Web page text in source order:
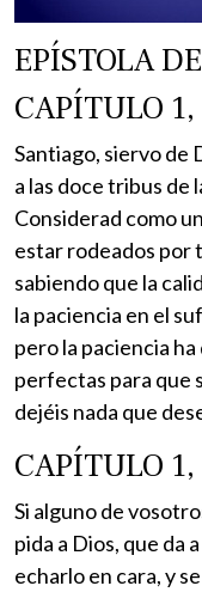
EPÍSTOLA
CAPÍTULO
Santiago, siervo de
a las doce tribus de
Considerad como
estar rodeados por
sabiendo que la
la paciencia en el
pero la paciencia
perfectas para que
dejéis nada que
CAPÍTULO
Si alguno de
pida a Dios, que da
echarlo en cara, y